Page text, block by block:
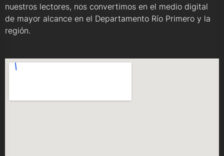
nuestros lectores, nos convertimos en el medio digital
de mayor alcance en el Departamento Río Primero y la
región.